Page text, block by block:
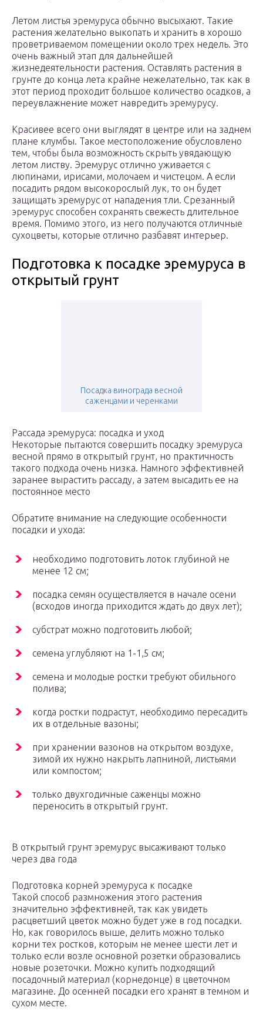
Летом листья эремуруса обычно высыхают. Такие
растения желательно выкопать и хранить в хорошо
проветриваемом помещении около трех недель. Это
очень важный этап для дальнейшей
жизнедеятельности растения. Оставлять растения в
грунте до конца лета крайне нежелательно, так как в
этот период проходит большое количество осадков, а
переувлажнение может навредить эремурусу.
Красивее всего они выглядят в центре или на заднем
плане клумбы. Такое местоположение обусловлено
тем, чтобы была возможность скрыть увядающую
летом листву. Эремурус отлично уживается с
люпинами, ирисами, молочаем и чистецом. А если
посадить рядом высокорослый лук, то он будет
защищать эремурус от нападения тли. Срезанный
эремурус способен сохранять свежесть длительное
время. Помимо этого, из него получаются отличные
сухоцветы, которые отлично разбавят интерьер.
Подготовка к посадке эремуруса в
открытый грунт
Посадка винограда весной
саженцами и черенками
Рассада эремуруса: посадка и уход
Некоторые пытаются совершить посадку эремуруса
весной прямо в открытый грунт, но практичность
такого подхода очень низка. Намного эффективней
заранее вырастить рассаду, а затем высадить ее на
постоянное место
Обратите внимание на следующие особенности
посадки и ухода:
необходимо подготовить лоток глубиной не
менее 12 см;
посадка семян осуществляется в начале осени
(всходов иногда приходится ждать до двух лет);
субстрат можно подготовить любой;
семена углубляют на 1-1,5 см;
семена и молодые ростки требуют обильного
полива;
когда ростки подрастут, необходимо пересадить
их в отдельные вазоны;
при хранении вазонов на открытом воздухе,
зимой их нужно накрыть лапниной, листьями
или компостом;
только двухгодичные саженцы можно
переносить в открытый грунт.
В открытый грунт эремурус высаживают только
через два года
Подготовка корней эремуруса к посадке
Такой способ размножения этого растения
значительно эффективней, так как увидеть
расцветший цветок можно будет уже в год посадки.
Но, как говорилось выше, делить можно только
корни тех ростков, которым не менее шести лет и
только если возле основной розетки образовались
новые розеточки. Можно купить подходящий
посадочный материал (корнедонце) в цветочном
магазине. До осенней посадки его хранят в темном и
сухом месте.